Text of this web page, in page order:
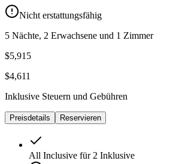
Nicht erstattungsfähig
5 Nächte, 2 Erwachsene und 1 Zimmer
$5,915
$4,611
Inklusive Steuern und Gebühren
Preisdetails Reservieren
All Inclusive für 2 Inklusive